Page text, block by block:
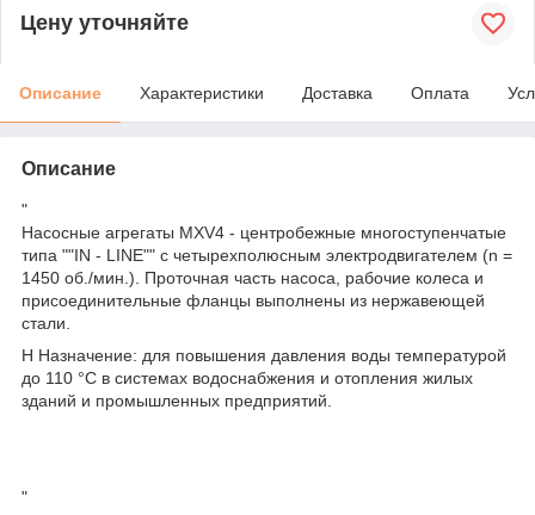
Цену уточняйте
Описание Характеристики Доставка Оплата
Описание
"
Насосные агрегаты MXV4 - центробежные многоступенчатые
типа ""IN - LINE"" с четырехполюсным электродвигателем (n =
1450 об./мин.). Проточная часть насоса, рабочие колеса и
присоединительные фланцы выполнены из нержавеющей
стали.
Н Назначение: для повышения давления воды температурой
до 110 °С в системах водоснабжения и отопления жилых
зданий и промышленных предприятий.
"